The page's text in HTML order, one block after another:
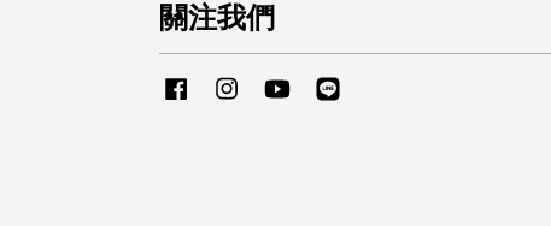
關注我們
FacebookInstagramYouTube